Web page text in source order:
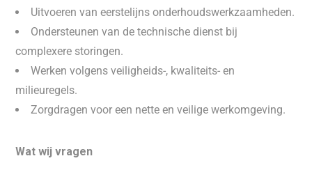
Uitvoeren van eerstelijns onderhoudswerkzaamheden.
Ondersteunen van de technische dienst bij
complexere storingen.
Werken volgens veiligheids-, kwaliteits- en
milieuregels.
Zorgdragen voor een nette en veilige werkomgeving.
Wat wij vragen